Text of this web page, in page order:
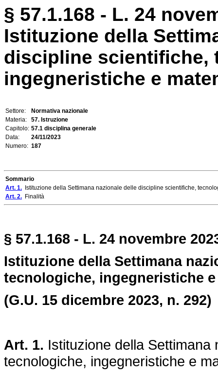
§ 57.1.168 - L. 24
Istituzione della
discipline scientifiche,
ingegneristiche e
Settore:
Normativa nazionale
Materia:
57. Istruzione
Capitolo: 57.1 disciplina generale
Data:
24/11/2023
Numero: 187
Sommario
Art. 1. Istituzione della Settimana nazionale delle discipline scientifiche,
Art. 2. Finalità
§ 57.1.168 - L. 24 novembre
Istituzione della Settimana
tecnologiche, ingegneristiche
(G.U. 15 dicembre 2023, n. 292)
Art. 1. Istituzione della
tecnologiche, ingegneristiche e